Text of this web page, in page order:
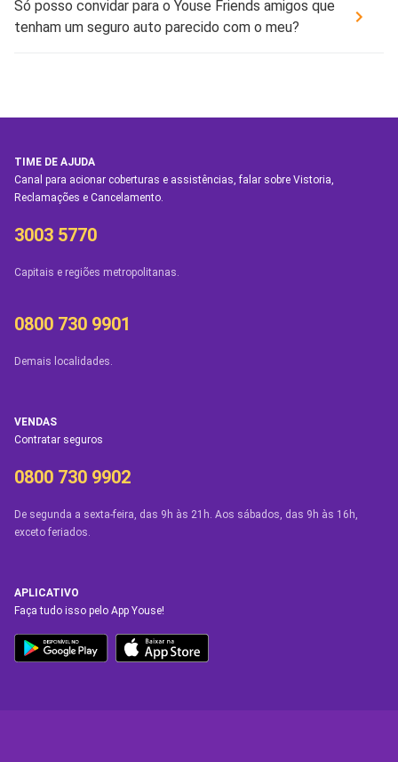
Só posso convidar para o Youse Friends amigos que
tenham um seguro auto parecido com o meu?
TIME DE AJUDA
Canal para acionar coberturas e assistências, falar sobre Vistoria,
Reclamações e Cancelamento.
3003 5770
Capitais e regiões metropolitanas.
0800 730 9901
Demais localidades.
VENDAS
Contratar seguros
0800 730 9902
De segunda a sexta-feira, das 9h às 21h. Aos sábados, das 9h às 16h,
exceto feriados.
APLICATIVO
Faça tudo isso pelo App Youse!